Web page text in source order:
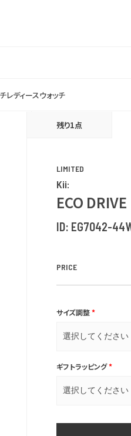
レディースウォッチ
残り1点
LIMITED
Kii:
ECO DRIVE
ID: EG7042-
PRICE
サイズ調整*
ギフトラッピング*